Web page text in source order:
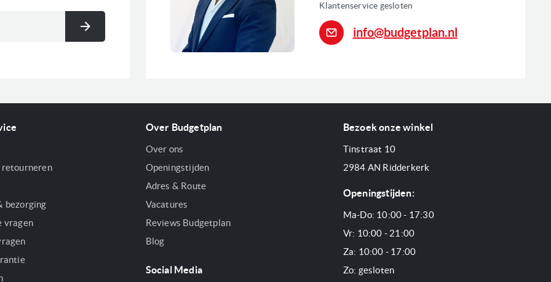
Inschrijven
Klantenservice gesloten
info@budgetplan.nl
retourneren
bezorging
vragen
Over Budgetplan
Over ons
Openingstijden
Adres & Route
Vacatures
Reviews Budgetplan
Blog
Social Media
Bezoek onze winkel
Tinstraat 10
2984 AN Ridderkerk
Openingstijden:
Ma-Do: 10:00 - 17:30
Vr: 10:00 - 21:00
Za: 10:00 - 17:00
Zo: gesloten